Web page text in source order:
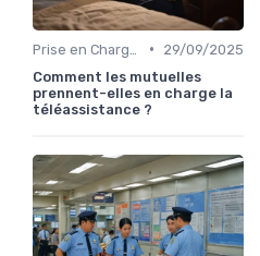
•
29/09/2025
Comment les mutuelles
prennent-elles en charge la
téléassistance ?